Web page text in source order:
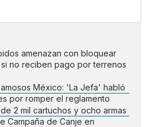
amenazan con bloquear
no reciben pago por terrenos
México: 'La Jefa' habló
por romper el reglamento
2 mil cartuchos y ocho armas
Campaña de Canje en